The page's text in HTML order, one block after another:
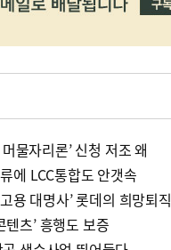
물자리론’ 신청 저조 왜
에 LCC통합도 안갯속
용 대명사’ 롯데의 희망퇴직
츠’ 흥행도 보증